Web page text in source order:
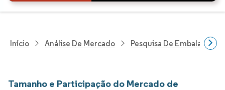
Início Análise De Mercado Pesquisa De Embalagens
Tamanho e Participação do Mercado de